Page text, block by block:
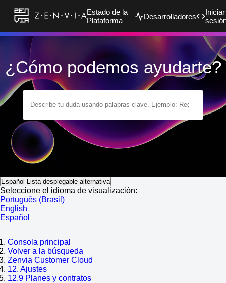
Estado de la
Plataforma
Desarrolladores
Iniciar
¿Cómo podemos ayudarte?
Español Lista desplegable alternativa
Seleccione el idioma de visualización:
Português (Brasil)
English
Español
Consola principal
Volver a la búsqueda
Zenvia Customer Cloud
12. Ajustes
12.9 Planes y contratos